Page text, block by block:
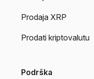
Prodaja XRP
Prodati kriptovalutu
Podrška